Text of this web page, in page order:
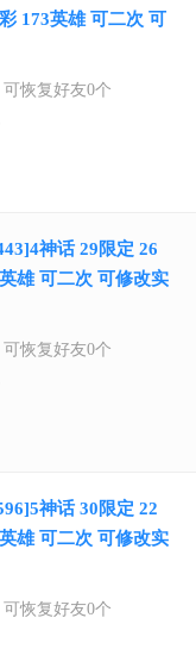
173英雄 可二次 可
恢复好友0个
神话 29限定 26
雄 可二次 可修改实
恢复好友0个
神话 30限定 22
雄 可二次 可修改实
恢复好友0个